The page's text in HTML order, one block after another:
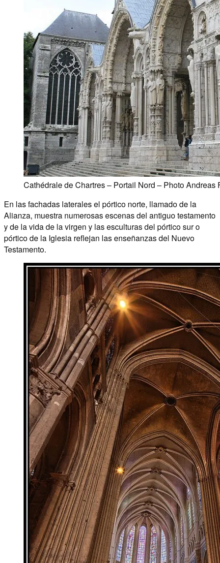
Cathédrale de Chartres – Portail Nord – Photo Andreas
En las fachadas laterales el pórtico norte, llamado de la
Alianza, muestra numerosas escenas del antiguo testamento
y de la vida de la virgen y las esculturas del pórtico sur o
pórtico de la Iglesia reflejan las enseñanzas del Nuevo
Testamento.